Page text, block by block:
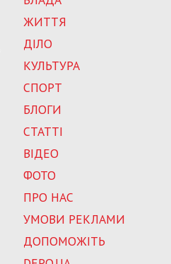
ЖИТТЯ
ДІЛО
КУЛЬТУРА
СПОРТ
БЛОГИ
СТАТТІ
ВІДЕО
ФОТО
ПРО НАС
УМОВИ РЕКЛАМИ
ДОПОМОЖІТЬ